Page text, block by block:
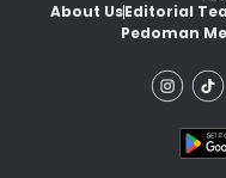
About UsEditorial
Pedoman